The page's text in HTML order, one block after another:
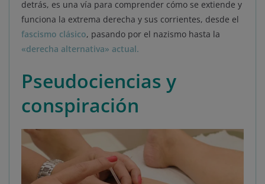
detrás, es una vía para comprender cómo se extiende y
funciona la extrema derecha y sus corrientes, desde el
fascismo clásico, pasando por el nazismo hasta la
«derecha alternativa» actual.
Pseudociencias y
conspiración